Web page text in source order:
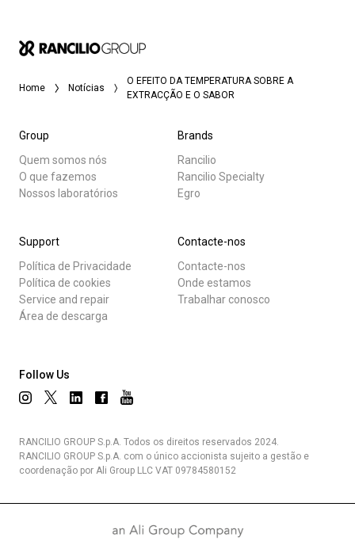
Home Notícias
O EFEITO DA TEMPERATURA SOBRE A
EXTRACÇÃO E O SABOR
Group
Quem somos nós
O que fazemos
Nossos laboratórios
Brands
Rancilio
Rancilio Specialty
Egro
Support
Política de Privacidade
Política de cookies
Service and repair
Área de descarga
Contacte-nos
Contacte-nos
Onde estamos
Trabalhar conosco
Follow Us
RANCILIO GROUP S.p.A. Todos os direitos reservados 2024.
RANCILIO GROUP S.p.A. com o único accionista sujeito a gestão e
coordenação por Ali Group LLC VAT 09784580152